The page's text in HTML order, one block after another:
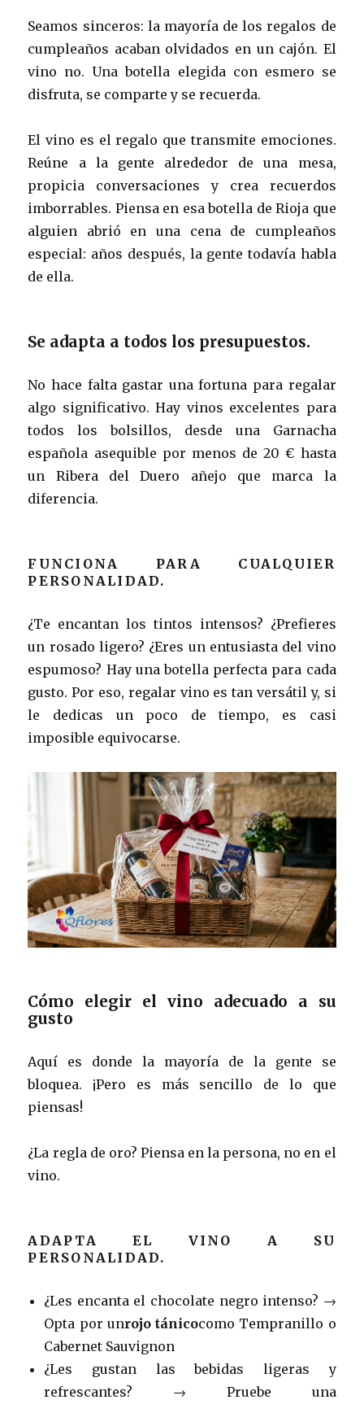
Seamos sinceros: la mayoría de los regalos de
cumpleaños acaban olvidados en un cajón. El
vino no. Una botella elegida con esmero se
disfruta, se comparte y se recuerda.
El vino es el regalo que transmite emociones.
Reúne a la gente alrededor de una mesa,
propicia conversaciones y crea recuerdos
imborrables. Piensa en esa botella de Rioja que
alguien abrió en una cena de cumpleaños
especial: años después, la gente todavía habla
de ella.
Se adapta a todos los presupuestos.
No hace falta gastar una fortuna para regalar
algo significativo. Hay vinos excelentes para
todos los bolsillos, desde una Garnacha
española asequible por menos de 20 € hasta
un Ribera del Duero añejo que marca la
diferencia.
FUNCIONA PARA CUALQUIER
PERSONALIDAD.
¿Te encantan los tintos intensos? ¿Prefieres
un rosado ligero? ¿Eres un entusiasta del vino
espumoso? Hay una botella perfecta para cada
gusto. Por eso, regalar vino es tan versátil y, si
le dedicas un poco de tiempo, es casi
imposible equivocarse.
Cómo elegir el vino adecuado a su
gusto
Aquí es donde la mayoría de la gente se
bloquea. ¡Pero es más sencillo de lo que
piensas!
¿La regla de oro? Piensa en la persona, no en el
vino.
ADAPTA EL VINO A SU
PERSONALIDAD.
¿Les encanta el chocolate negro intenso? →
Opta por unrojo tánicocomo Tempranillo o
Cabernet Sauvignon
¿Les gustan las bebidas ligeras y
refrescantes? → Pruebe una